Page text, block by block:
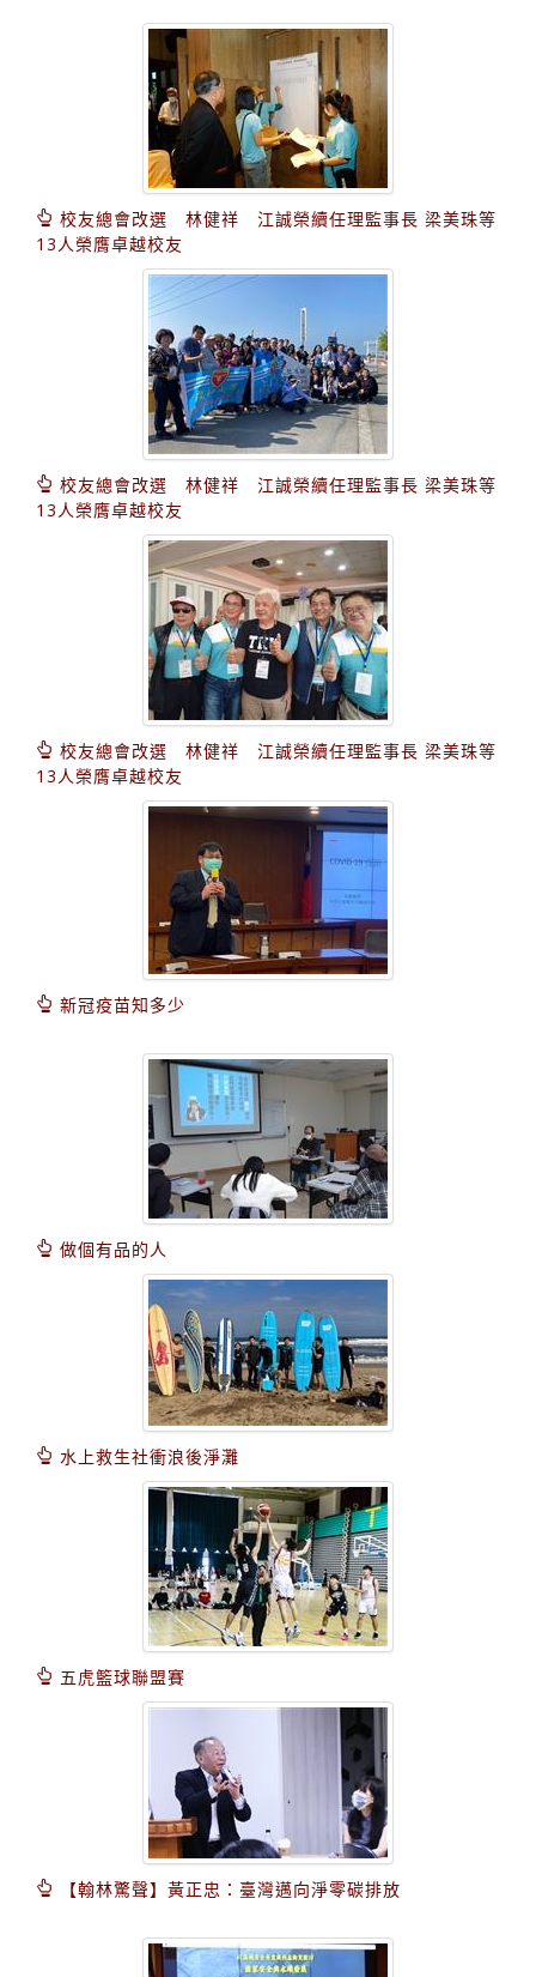
校友總會改選 林健祥 江誠榮續任理監事長 梁美珠等
13人榮膺卓越校友
校友總會改選 林健祥 江誠榮續任理監事長 梁美珠等
13人榮膺卓越校友
校友總會改選 林健祥 江誠榮續任理監事長 梁美珠等
13人榮膺卓越校友
新冠疫苗知多少
做個有品的人
水上救生社衝浪後淨灘
五虎籃球聯盟賽
【翰林驚聲】黃正忠：臺灣邁向淨零碳排放